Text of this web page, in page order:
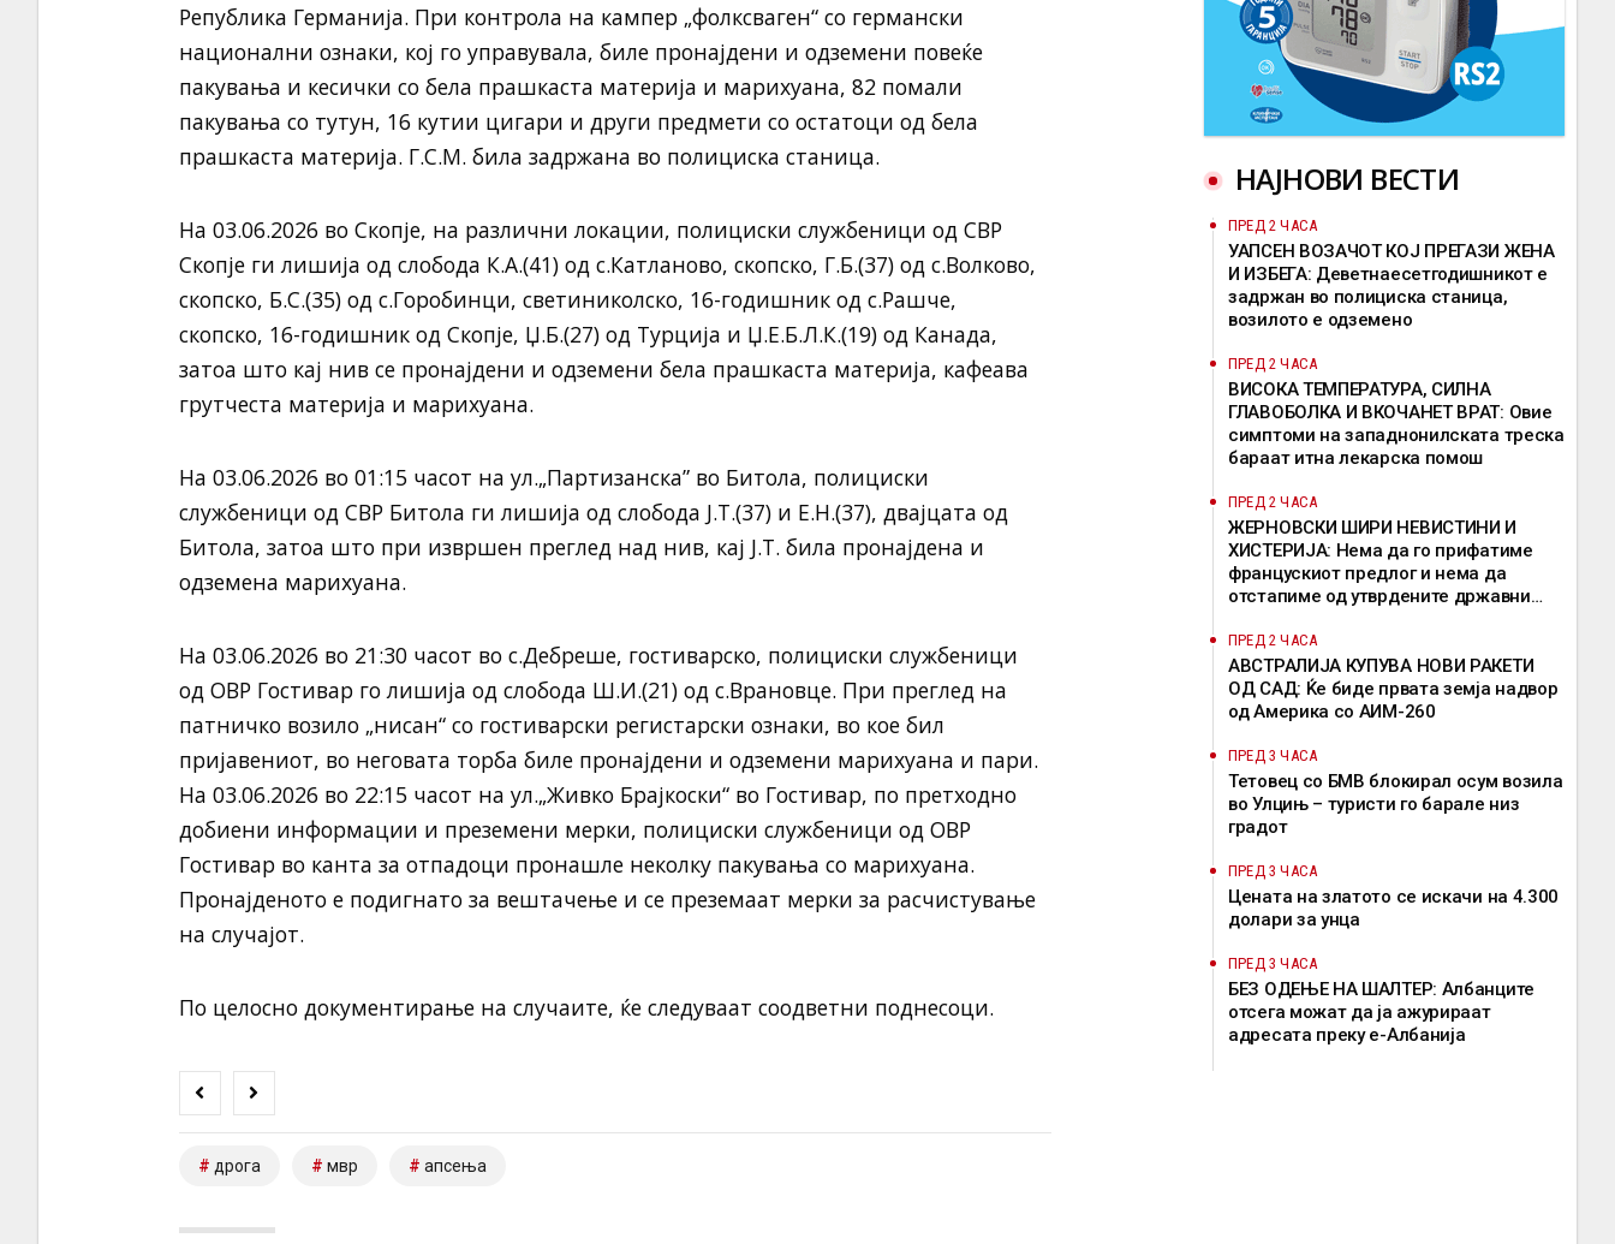
Република Германија. При контрола на кампер „фолксваген“ со германски
национални ознаки, кој го управувала, биле пронајдени и одземени повеќе
пакувања и кесички со бела прашкаста материја и марихуана, 82 помали
пакувања со тутун, 16 кутии цигари и други предмети со остатоци од бела
прашкаста материја. Г.С.М. била задржана во полициска станица.
На 03.06.2026 во Скопје, на различни локации, полициски службеници од СВР
Скопје ги лишија од слобода К.А.(41) од с.Катланово, скопско, Г.Б.(37) од с.Волково,
скопско, Б.С.(35) од с.Горобинци, светиниколско, 16-годишник од с.Рашче,
скопско, 16-годишник од Скопје, Џ.Б.(27) од Турција и Џ.Е.Б.Л.К.(19) од Канада,
затоа што кај нив се пронајдени и одземени бела прашкаста материја, кафеава
грутчеста материја и марихуана.
На 03.06.2026 во 01:15 часот на ул.„Партизанска” во Битола, полициски
службеници од СВР Битола ги лишија од слобода Ј.Т.(37) и Е.Н.(37), двајцата од
Битола, затоа што при извршен преглед над нив, кај Ј.Т. била пронајдена и
одземена марихуана.
На 03.06.2026 во 21:30 часот во с.Дебреше, гостиварско, полициски службеници
од ОВР Гостивар го лишија од слобода Ш.И.(21) од с.Врановце. При преглед на
патничко возило „нисан“ со гостиварски регистарски ознаки, во кое бил
пријавениот, во неговата торба биле пронајдени и одземени марихуана и пари.
На 03.06.2026 во 22:15 часот на ул.„Живко Брајкоски“ во Гостивар, по претходно
добиени информации и преземени мерки, полициски службеници од ОВР
Гостивар во канта за отпадоци пронашле неколку пакувања со марихуана.
Пронајденото е подигнато за вештачење и се преземаат мерки за расчистување
на случајот.
По целосно документирање на случаите, ќе следуваат соодветни поднесоци.
дрога мвр апсења
НАЈНОВИ ВЕСТИ
ПРЕД 2 ЧАСА
УАПСЕН ВОЗАЧОТ КОЈ ПРЕГАЗИ ЖЕНА
И ИЗБЕГА: Деветнаесетгодишникот е
задржан во полициска станица,
возилото е одземено
ПРЕД 2 ЧАСА
ВИСОКА ТЕМПЕРАТУРА, СИЛНА
ГЛАВОБОЛКА И ВКОЧАНЕТ ВРАТ: Овие
симптоми на западнонилската треска
бараат итна лекарска помош
ПРЕД 2 ЧАСА
ЖЕРНОВСКИ ШИРИ НЕВИСТИНИ И
ХИСТЕРИЈА: Нема да го прифатиме
францускиот предлог и нема да
отстапиме од утврдените државни
ПРЕД 2 ЧАСА
АВСТРАЛИЈА КУПУВА НОВИ РАКЕТИ
ОД САД: Ќе биде првата земја надвор
од Америка со АИМ-260
ПРЕД 3 ЧАСА
Тетовец со БМВ блокирал осум возила
во Улцињ – туристи го барале низ
градот
ПРЕД 3 ЧАСА
Цената на златото се искачи на 4.300
долари за унца
ПРЕД 3 ЧАСА
БЕЗ ОДЕЊЕ НА ШАЛТЕР: Албанците
отсега можат да ја ажурираат
адресата преку е-Албанија